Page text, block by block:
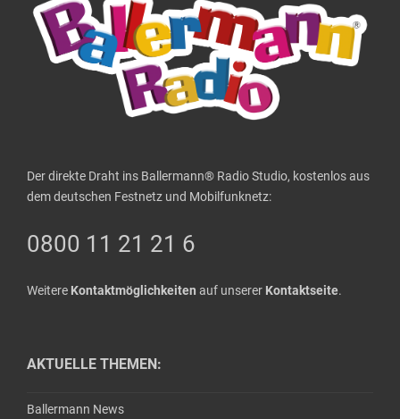
Der direkte Draht ins Ballermann® Radio Studio, kostenlos aus
dem deutschen Festnetz und Mobilfunknetz:
0800 11 21 21 6
Weitere Kontaktmöglichkeiten auf unserer Kontaktseite.
AKTUELLE THEMEN:
Ballermann News